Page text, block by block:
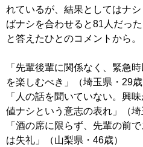
れているが、結果としてはナシ
ばナシを合わせると81人だった
と答えたひとのコメントから。
「先輩後輩に関係なく、緊急
を楽しむべき」（埼玉県・29歳
「人の話を聞いていない。興
値ナシという意志の表れ」（埼
「酒の席に限らず、先輩の前
は失礼」（山梨県・46歳）